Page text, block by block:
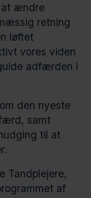
at ændre
retning
løftet
vores viden
adfærden i
den nyeste
samt
til at
af